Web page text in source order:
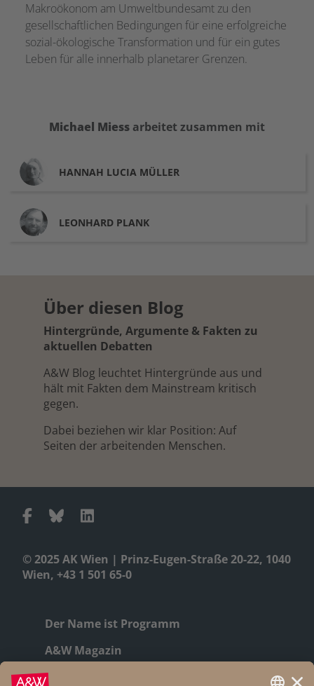
Makroökonom am Umweltbundesamt zu den
gesellschaftlichen Bedingungen für eine erfolgreiche
sozial-ökologische Transformation und für ein gutes
Leben für alle innerhalb planetarer Grenzen.
Michael Miess arbeitet zusammen mit
HANNAH LUCIA MÜLLER
LEONHARD PLANK
© 2025 AK Wien | Prinz-Eugen-Straße 20-22, 1040
Wien, +43 1 501 65-0
Der Name ist Programm
A&W Magazin
Geschichte
Über diesen Blog
Hintergründe, Argumente & Fakten zu
aktuellen Debatten
A&W Blog leuchtet Hintergründe aus und
hält mit Fakten dem Mainstream kritisch
gegen.
Dabei beziehen wir klar Position: Auf
Seiten der arbeitenden Menschen.